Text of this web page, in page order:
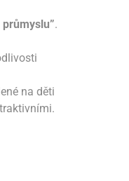
.
na děti